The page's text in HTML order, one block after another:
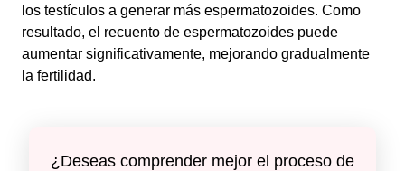
los testículos a generar más espermatozoides. Como
resultado, el recuento de espermatozoides puede
aumentar significativamente, mejorando gradualmente
la fertilidad.
¿Deseas comprender mejor el proceso de